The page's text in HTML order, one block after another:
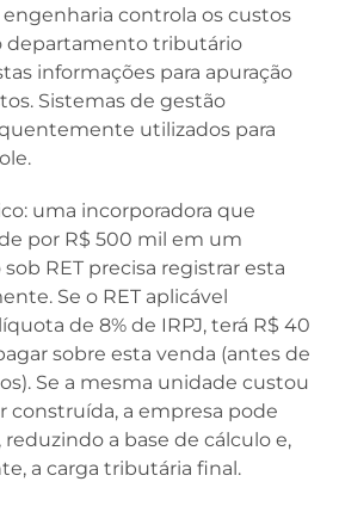
controla os custos
departamento tributário
informações para apuração
Sistemas de gestão
utilizados para
uma incorporadora que
por R$ 500 mil em um
RET precisa registrar esta
Se o RET aplicável
de 8% de IRPJ, terá R$ 40
sobre esta venda (antes de
Se a mesma unidade custou
construída, a empresa pode
a base de cálculo e,
a carga tributária final.